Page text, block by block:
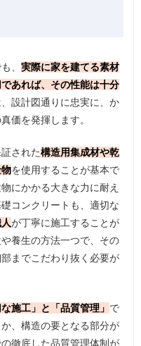
、実際に家を建てる素材
あれば、その性能は十分
設計図通りに忠実に、か
価を発揮します。
された構造用集成材や乾
を使用することが基本で
にかかる大きな力に耐え
コンクリートも、適切な
が丁寧に施工することが
養生の方法一つで、その
までこだわり抜く必要が
な施工」と「品質管理」 で
、構造の要となる部分が
徹底した品質管理体制が